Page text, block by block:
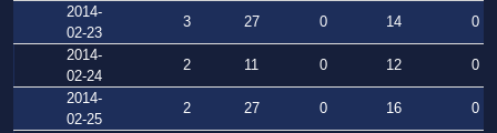
2014-
02-23
3 27 0 14
0
2014-
02-24
2 11 0 12
0
2014-
02-25
2 27 0 16
0